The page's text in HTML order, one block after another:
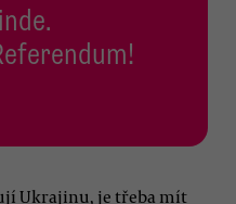
Ukrajinu, je třeba mít